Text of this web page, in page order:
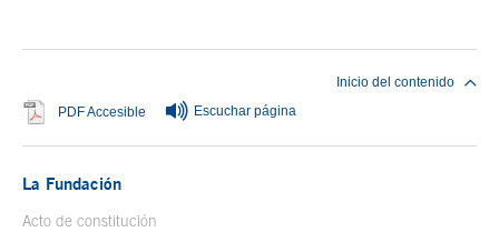
PDF Accesible Se abre en ventana nueva
Escuchar página
Inicio del contenido
La Fundación
Acto de constitución